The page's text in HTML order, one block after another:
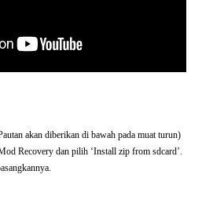
akan diberikan di bawah pada muat turun)
Recovery dan pilih ‘Install zip from sdcard’.